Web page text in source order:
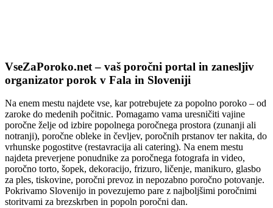
VseZaPoroko.net – Poročni
VseZaPoroko.net – vaš poročni portal in zanesljiv
organizator porok v Fala in Sloveniji
Na enem mestu najdete vse, kar potrebujete za popolno poroko – od
zaroke do medenih počitnic. Pomagamo vama uresničiti vajine
poročne želje od izbire popolnega poročnega prostora (zunanji ali
notranji), poročne obleke in čevljev, poročnih prstanov ter nakita, do
vrhunske pogostitve (restavracija ali catering). Na enem mestu
najdeta preverjene ponudnike za poročnega fotografa in video,
poročno torto, šopek, dekoracijo, frizuro, ličenje, manikuro, glasbo
za ples, tiskovine, poročni prevoz in nepozabno poročno potovanje.
Pokrivamo Slovenijo in povezujemo pare z najboljšimi poročnimi
storitvami za brezskrben in popoln poročni dan.